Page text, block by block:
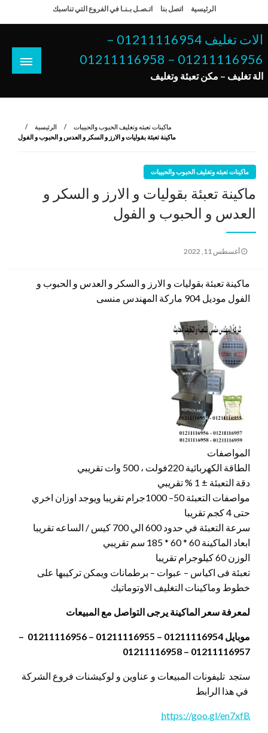
إلى
المحتوى
الرئيسية اتصل بنا اتـصـل بـنـا في الفروع التي تناسبك
الات تغليف 01211116954 –
01211116956 – 01211116958
الة تغليف – مكن تعبئة وتغليف
الرئيسية
ماكينات تعبئه وتغليف الحبوب والحبيبات
ماكينة تعبئة بقوليات و الارز و السكر و العدس و الحبوب و الفول
ماكينات تعبئه وتغليف الحبوب والحبيبات
ماكينة تعبئة بقوليات و الارز و السكر و
العدس و الحبوب و الفول
نُشر
أغسطس 11, 2022
ماكينة تعبئة بقوليات و الارز و السكر و العدس و الحبوب و
الفول موديل 904 ماركة المهندس منسى
المواصفات
الطاقة الكهربائية 220فولت ، 500 وات تقريبي
دقة التعبئة ± 1 % تقريبي
مواصفات التعبئة 50– 1000جرام تقريبا ويوجد اوزان اخري
حتى 4 كجم تقريبا
سرعة التعبئة في حدود 600 الي 700 كيس / الساعه تقريبا
ابعاد الماكينة 60 * 60 * 185 سم تقريبي
الوزن 60 كيلوجرام تقريبا
تعبئة فى اكياس – عبوات – برطمانات ويمكن تركيبها على
خطوط وماكينات التغليف الاوتوماتيك
لمعرفة سعر الماكينة يرجى التواصل مع المبيعات
موبايل 01211116954 – 01211116955 – 01211116956 –
01211116957 – 01211116958
ستجد تليفونات المبيعات و عناوين و لوكيشنات فروع الشركة
في هذا الرابط
https://goo.gl/en7xfB